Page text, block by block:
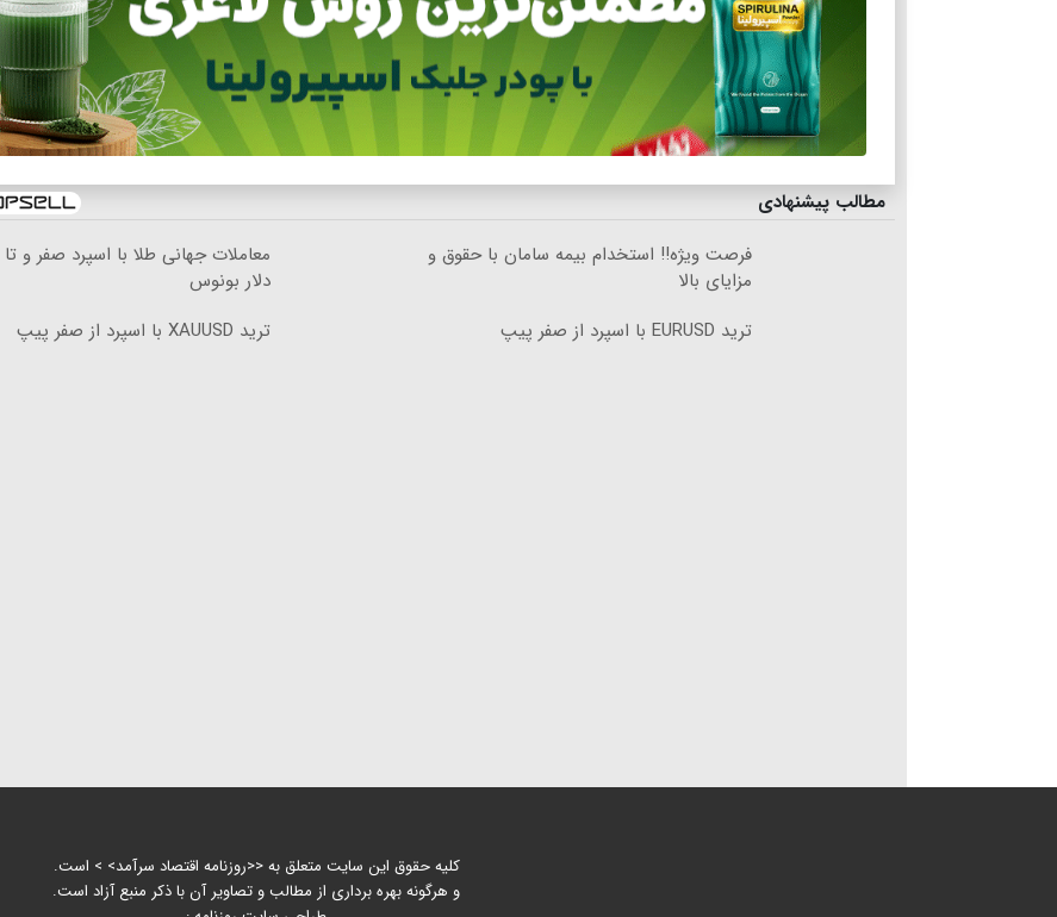
مطالب پیشنهادی
فرصت ویژه‼️ استخدام بیمه سامان با حقوق و
مزایای بالا
دلار بونوس
ترید EURUSD با اسپرد از صفر پیپ
ترید XAUUSD با اسپرد از صفر پیپ
کلیه حقوق این سایت متعلق به <<روزنامه اقتصاد سرآمد> > است.
و هرگونه بهره برداری از مطالب و تصاویر آن با ذکر منبع آزاد است.